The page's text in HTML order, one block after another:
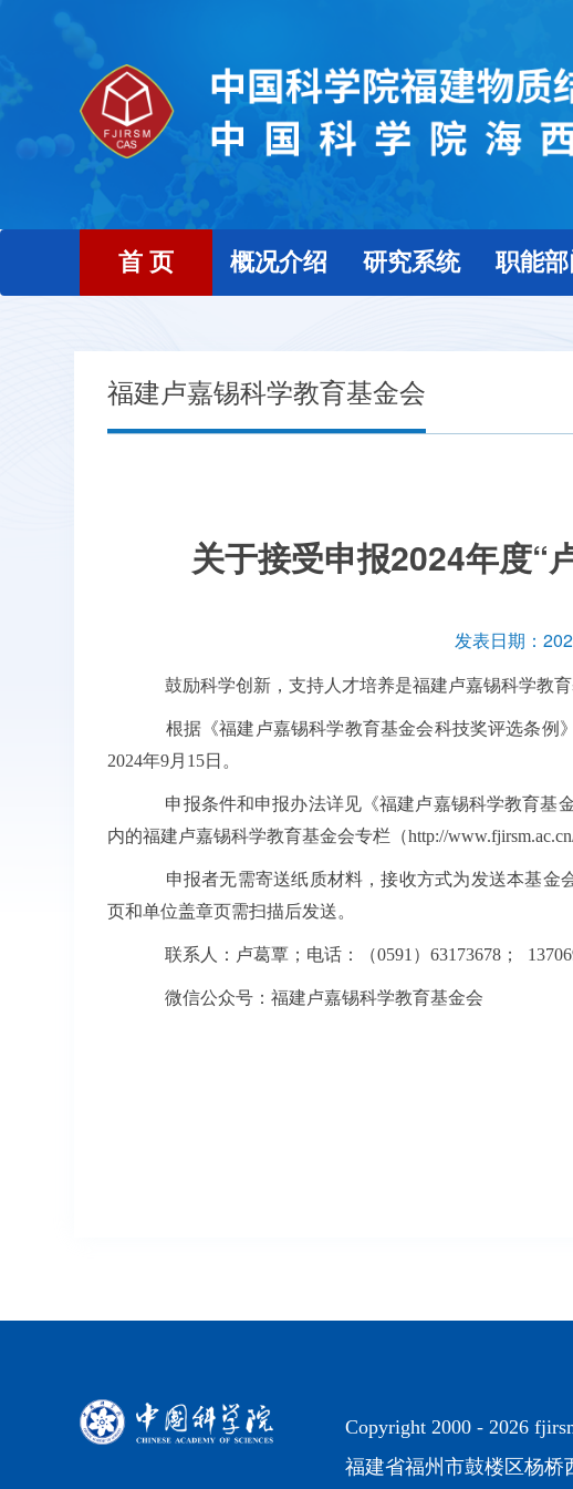
首 页 概况介绍 研究系统 职能部
福建卢嘉锡科学教育基金会
关于接受申报2024年度“
发表日期：
鼓励科学创新，支持人才培养是福建卢嘉锡科学教育
根据《福建卢嘉锡科学教育基金会科技奖评选条例》
2024年9月15日。
申报条件和申报办法详见《福建卢嘉锡科学教育基金
内的福建卢嘉锡科学教育基金会专栏（http://
申报者无需寄送纸质材料，接收方式为发送本基金会
页和单位盖章页需扫描后发送。
联系人：卢葛覃；电话：（0591）63173678；
微信公众号：福建卢嘉锡科学教育基金会
Copyright 2000 - 2026
福建省福州市鼓楼区杨桥